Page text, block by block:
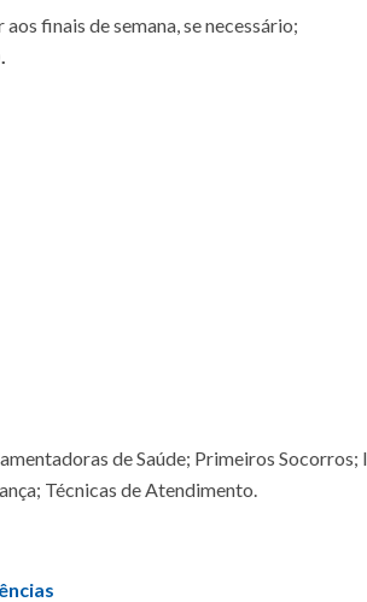
finais de semana, se necessário;
de Saúde; Primeiros
Técnicas de Atendimento.